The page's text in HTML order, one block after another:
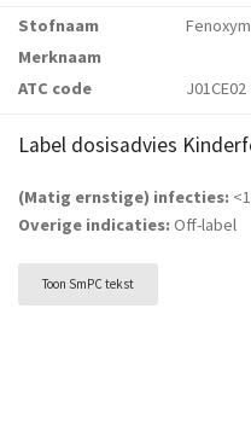
Stofnaam
Merknaam
ATC code
J01CE02
Label dosisadvies
(Matig ernstige) infecties:
Overige indicaties: Off-label
Toon SmPC tekst